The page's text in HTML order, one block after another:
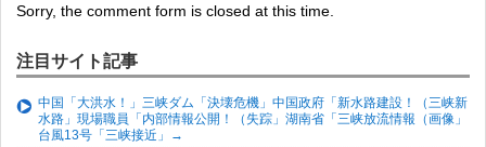
Sorry, the comment form is closed at this time.
注目サイト記事
中国「大洪水！」三峡ダム「決壊危機」中国政府「新水路建設！（三峡新
水路」現場職員「内部情報公開！（失踪」湖南省「三峡放流情報（画像」
台風13号「三峡接近」→